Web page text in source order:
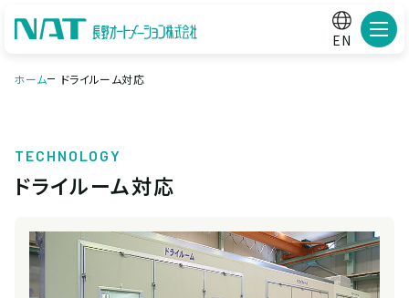
EN メニ
ホーム ドライルーム対応
TECHNOLOGY
ドライルーム対応